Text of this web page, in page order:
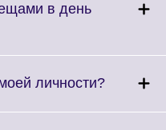
в день
личности?Click